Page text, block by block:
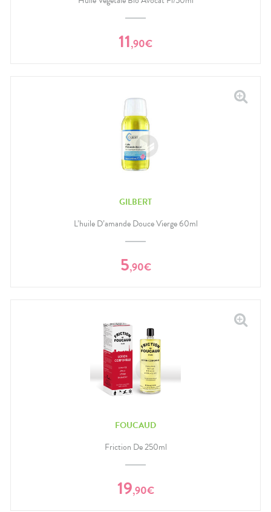
11,90€
GILBERT
L’huile D’amande Douce Vierge 60ml
5,90€
FOUCAUD
Friction De 250ml
19,90€